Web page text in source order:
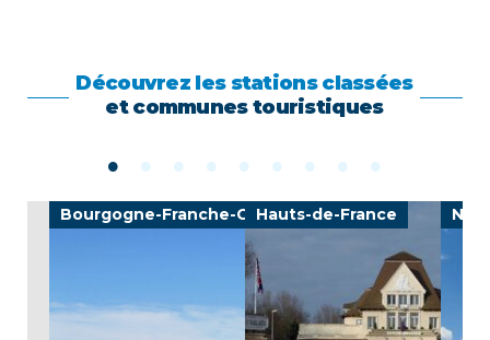
Découvrez les stations classées
et communes touristiques
Bourgogne-Franche-ComtéHauts-de-France